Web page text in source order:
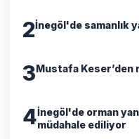
2İnegöl'de samanlık
3Mustafa Keser’den
4İnegöl'de orman
müdahale ediliyor